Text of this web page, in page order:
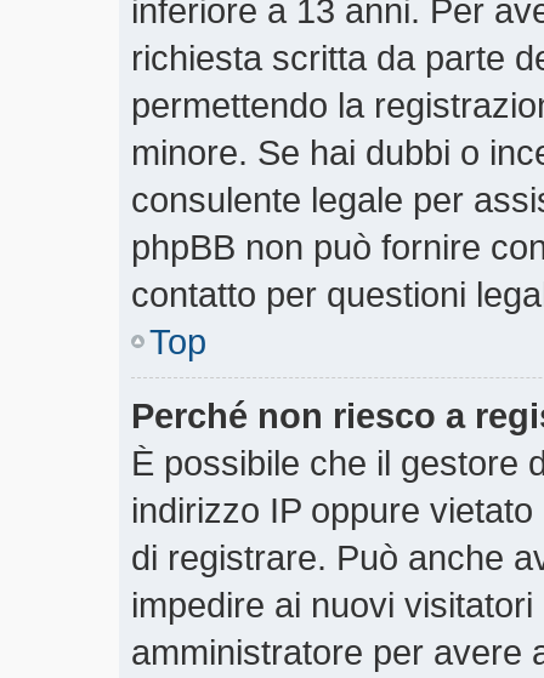
inferiore a 13 anni. Per
richiesta scritta da parte
permettendo la
minore. Se hai dubbi o
consulente legale per
phpBB non può fornire
contatto per questioni
Top
Perché non riesco a
È possibile che il gestore
indirizzo IP oppure
di registrare. Può anche
impedire ai nuovi
amministratore per avere